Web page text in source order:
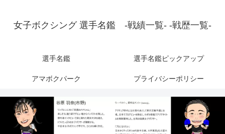
女子ボクシング 選手名鑑 -戦績一覧- -戦歴一覧-
選手名鑑 選手名鑑ピックアップ
アマボクパーク プライバシーポリシー